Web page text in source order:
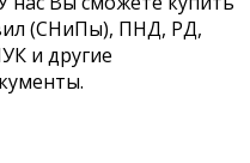
(СНиПы), ПНД, РД,
и другие